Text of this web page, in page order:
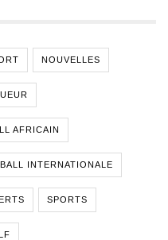
NOUVELLES
AFRICAIN
INTERNATIONALE
SPORTS